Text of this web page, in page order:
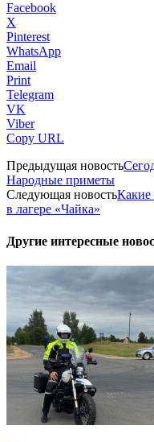
Facebook
X
Pinterest
WhatsApp
Email
Print
Telegram
VK
Viber
Copy URL
Предыдущая новость
Народные приметы
Следующая новостьКакие
в лагере «Чайка»
Другие интересные